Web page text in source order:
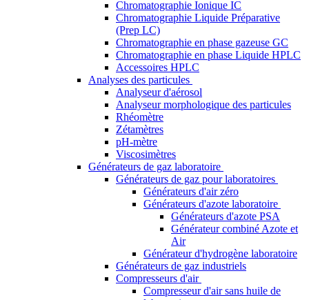
Chromatographie Ionique IC
Chromatographie Liquide Préparative
(Prep LC)
Chromatographie en phase gazeuse GC
Chromatographie en phase Liquide HPLC
Accessoires HPLC
Analyses des particules
Analyseur d'aérosol
Analyseur morphologique des particules
Rhéomètre
Zétamètres
pH-mètre
Viscosimètres
Générateurs de gaz laboratoire
Générateurs de gaz pour laboratoires
Générateurs d'air zéro
Générateurs d'azote laboratoire
Générateurs d'azote PSA
Générateur combiné Azote et
Air
Générateur d'hydrogène laboratoire
Générateurs de gaz industriels
Compresseurs d'air
Compresseur d'air sans huile de